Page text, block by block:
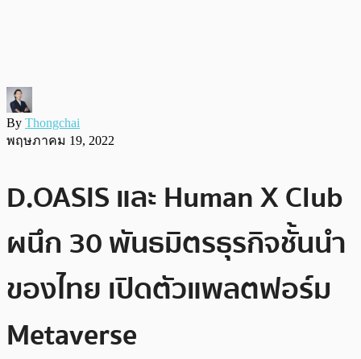
By Thongchai
พฤษภาคม 19, 2022
D.OASIS และ Human X Club
ผนึก 30 พันธมิตรธุรกิจชั้นนำ
ของไทย เปิดตัวแพลตฟอร์ม
Metaverse